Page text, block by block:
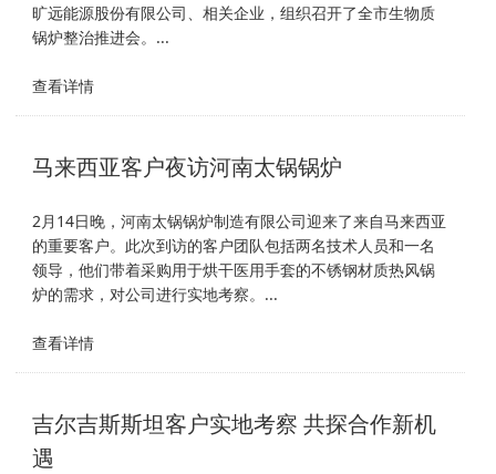
旷远能源股份有限公司、相关企业，组织召开了全市生物质
锅炉整治推进会。...
查看详情
马来西亚客户夜访河南太锅锅炉
2月14日晚，河南太锅锅炉制造有限公司迎来了来自马来西亚
的重要客户。此次到访的客户团队包括两名技术人员和一名
领导，他们带着采购用于烘干医用手套的不锈钢材质热风锅
炉的需求，对公司进行实地考察。...
查看详情
吉尔吉斯斯坦客户实地考察 共探合作新机
遇